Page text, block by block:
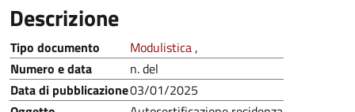
Descrizione
Tipo documento Modulistica,
Numero e data
n. del
Data di pubblicazione03/01/2025